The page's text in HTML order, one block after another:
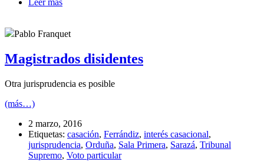
Leer más
Pablo Franquet
Magistrados disidentes
Otra jurisprudencia es posible
(más…)
2 marzo, 2016
Etiquetas: casación, Ferrándiz, interés casacional,
jurisprudencia, Orduña, Sala Primera, Sarazá, Tribunal
Supremo, Voto particular